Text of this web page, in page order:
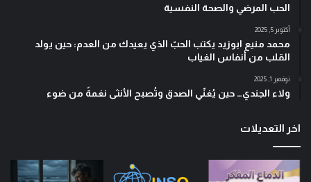
الحب المرضي والصحة النفسية
أكتوبر 5, 2025
محمد منيع ابوزيد يكتب الحبّ الذي يعيدك من العدم: حين يولد
القلب من أنفاس الغياب
نوفمبر 1, 2025
ولاء الجندي… حين يُغنّي الصدق وتُصبح الأنثى نغمةً من ضوء
اخر التعديلات